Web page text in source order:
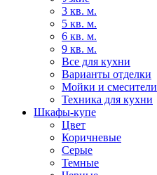
3 кв. м.
5 кв. м.
6 кв. м.
9 кв. м.
Все для кухни
Варианты отделки
Мойки и смесители
Техника для кухни
Шкафы-купе
Цвет
Коричневые
Серые
Темные